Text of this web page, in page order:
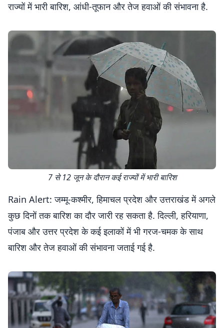
राज्यों में भारी बारिश, आंधी-तूफान और तेज हवाओं की संभावना है.
7 से 12 जून के दौरान कई राज्यों में भारी बारिश
Rain Alert: जम्मू-कश्मीर, हिमाचल प्रदेश और उत्तराखंड में अगले
कुछ दिनों तक बारिश का दौर जारी रह सकता है. दिल्ली, हरियाणा,
पंजाब और उत्तर प्रदेश के कई इलाकों में भी गरज-चमक के साथ
बारिश और तेज हवाओं की संभावना जताई गई है.